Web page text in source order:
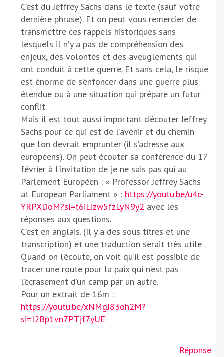
C’est du Jeffrey Sachs dans le texte (sauf votre
dernière phrase). Et on peut vous remercier de
transmettre ces rappels historiques sans
lesquels il n’y a pas de compréhension des
enjeux, des volontés et des aveuglements qui
ont conduit à cette guerre. Et sans cela, le risque
est énorme de s’enfoncer dans une guerre plus
étendue ou à une situation qui prépare un futur
conflit.
Mais il est tout aussi important d’écouter Jeffrey
Sachs pour ce qui est de l’avenir et du chemin
que l’on devrait emprunter (il s’adresse aux
européens). On peut écouter sa conférence du 17
février à l’invitation de je ne sais pas qui au
Parlement Européen : « Professor Jeffrey Sachs
at European Parliament » : https://youtu.be/u4c-
YRPXDoM?si=t6iLizw5fzLyN9y2 avec les
réponses aux questions.
C’est en anglais. (Il y a des sous titres et une
transcription) et une traduction serait très utile .
Quand on l’écoute, on voit qu’il est possible de
tracer une route pour la paix qui n’est pas
l’écrasement d’un camp par un autre.
Pour un extrait de 16m :
https://youtu.be/xNMgJ83oh2M?
si=I2Bp1vn7PTjf7yUE
Réponse